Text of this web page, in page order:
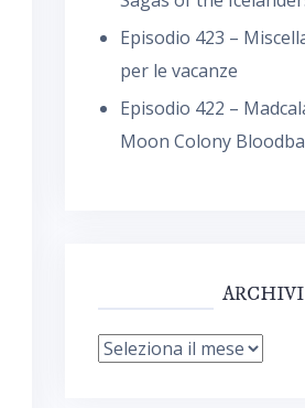
Episodio 423 –
per le vacanze
Episodio 422 –
Moon Colony
ARCHIVI
Archivi